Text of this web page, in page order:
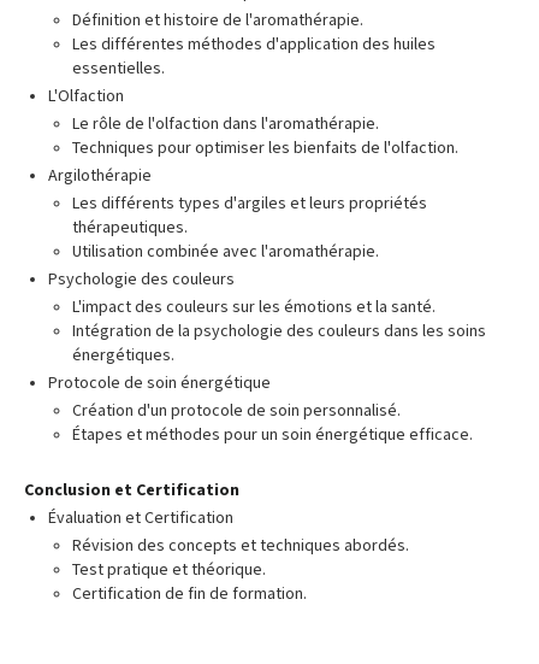
Définition et histoire de l'aromathérapie.
Les différentes méthodes d'application des huiles
essentielles.
L'Olfaction
Le rôle de l'olfaction dans l'aromathérapie.
Techniques pour optimiser les bienfaits de l'olfaction.
Argilothérapie
Les différents types d'argiles et leurs propriétés
thérapeutiques.
Utilisation combinée avec l'aromathérapie.
Psychologie des couleurs
L'impact des couleurs sur les émotions et la santé.
Intégration de la psychologie des couleurs dans les soins
énergétiques.
Protocole de soin énergétique
Création d'un protocole de soin personnalisé.
Étapes et méthodes pour un soin énergétique efficace.
Conclusion et Certification
Évaluation et Certification
Révision des concepts et techniques abordés.
Test pratique et théorique.
Certification de fin de formation.